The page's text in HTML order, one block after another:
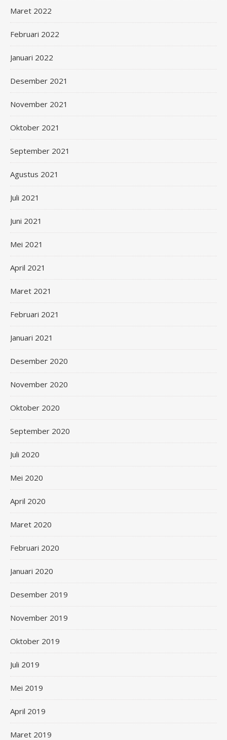
Maret 2022
Februari 2022
Januari 2022
Desember 2021
November 2021
Oktober 2021
September 2021
Agustus 2021
Juli 2021
Juni 2021
Mei 2021
April 2021
Maret 2021
Februari 2021
Januari 2021
Desember 2020
November 2020
Oktober 2020
September 2020
Juli 2020
Mei 2020
April 2020
Maret 2020
Februari 2020
Januari 2020
Desember 2019
November 2019
Oktober 2019
Juli 2019
Mei 2019
April 2019
Maret 2019